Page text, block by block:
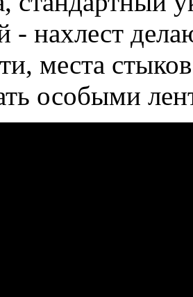
- нахлест
места
особыми